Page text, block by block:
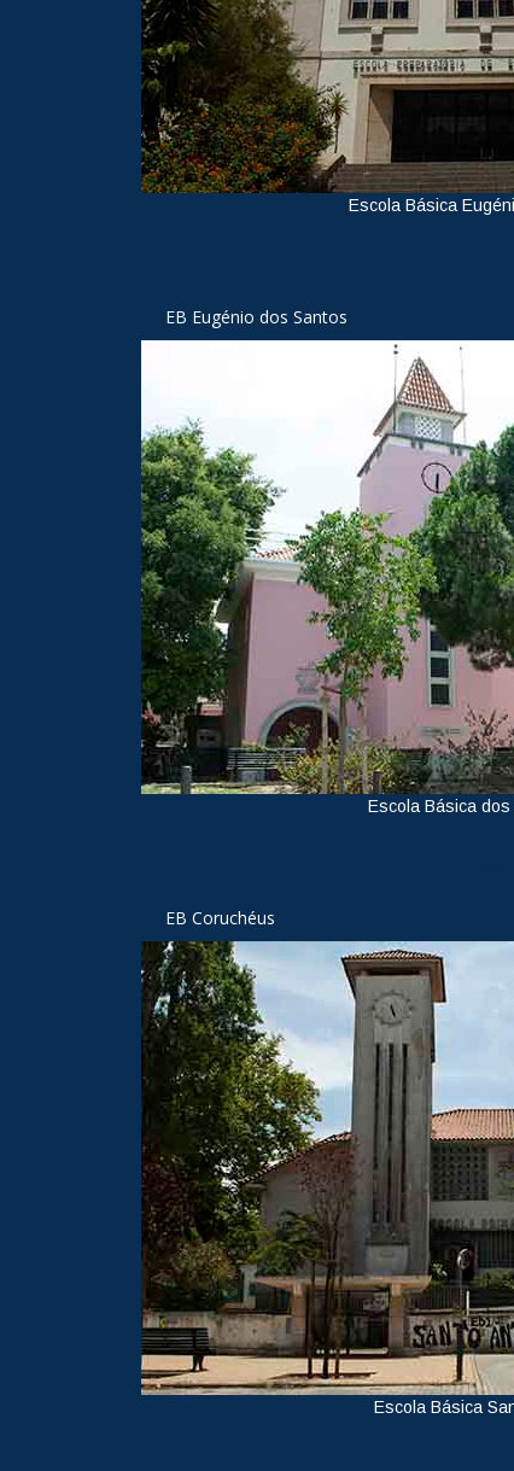
Escola Básica
EB Eugénio dos Santos
Escola Básica
EB Coruchéus
Escola Básica